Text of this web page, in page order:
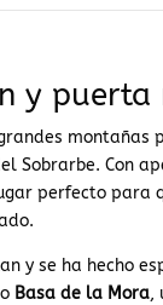
y
montañas
Sobrarbe. Con
perfecto para
y se ha hecho
Basa de la Mora,